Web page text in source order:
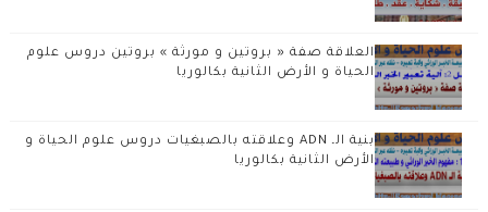
العلاقة صفة « بروتين و مورثة » بروتين دروس علوم
الحياة و الأرض الثانية بكالوريا
بنية الـ ADN وعلاقته بالصبغيات دروس علوم الحياة و
الأرض الثانية بكالوريا